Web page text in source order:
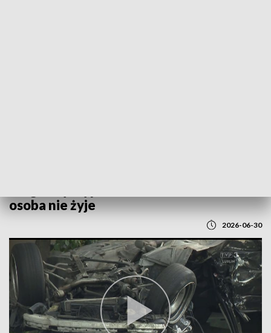
osoba nie żyje
2026-06-30